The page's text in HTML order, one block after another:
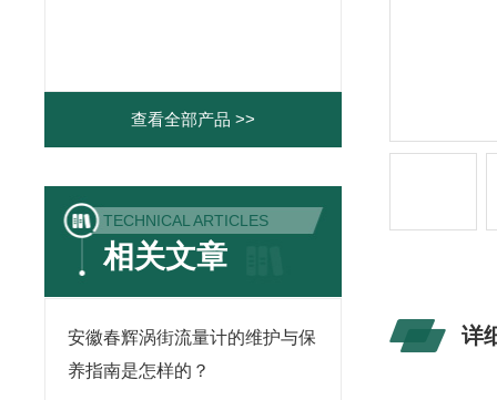
查看全部产品 >>
TECHNICAL ARTICLES
相关文章
安徽春辉涡街流量计的维护与保
养指南是怎样的？
详